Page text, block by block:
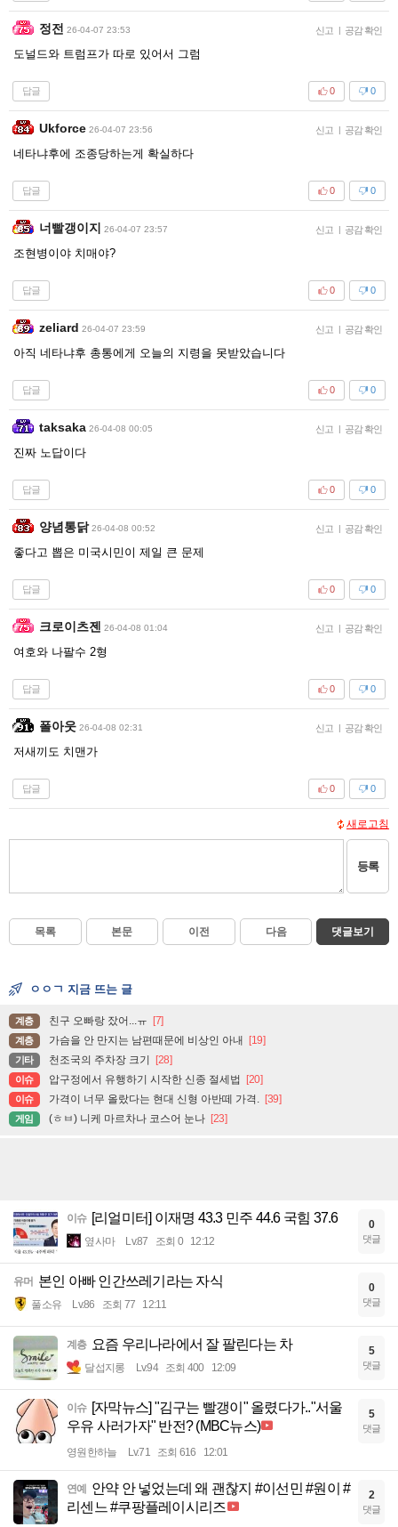
정전 26-04-07 23:53 신고 | 공감 확인
도널드와 트럼프가 따로 있어서 그럼
답글 0
0
Ukforce 26-04-07 23:56 신고 | 공감 확인
네타냐후에 조종당하는게 확실하다
답글 0
0
너빨갱이지 26-04-07 23:57 신고 | 공감 확인
조현병이야 치매야?
답글 0
0
zeliard 26-04-07 23:59 신고 | 공감 확인
아직 네타냐후 총통에게 오늘의 지령을 못받았습니다
답글 0
0
taksaka 26-04-08 00:05 신고 | 공감 확인
진짜 노답이다
답글 0
0
양념통닭 26-04-08 00:52 신고 | 공감 확인
좋다고 뽑은 미국시민이 제일 큰 문제
답글 0
0
크로이츠젠 26-04-08 01:04 신고 | 공감 확인
여호와 나팔수 2형
답글 0
0
폴아웃 26-04-08 02:31 신고 | 공감 확인
저새끼도 치맨가
답글 0
0
새로고침
등록
목록 본문 이전 다음 댓글보기
ㅇㅇㄱ 지금 뜨는 글
계층 친구 오빠랑 잤어...ㅠ [7]
계층 가슴을 안 만지는 남편때문에 비상인 아내 [19]
기타 천조국의 주차장 크기 [28]
이슈 압구정에서 유행하기 시작한 신종 절세법 [20]
이슈 가격이 너무 올랐다는 현대 신형 아반떼 가격. [39]
게임 (ㅎㅂ) 니케 마르차나 코스어 눈나 [23]
이슈 [리얼미터] 이재명 43.3 민주 44.6 국힘 37.6
옆사마 Lv.87 조회 0 12:12
0
댓글
유머 본인 아빠 인간쓰레기라는 자식
풀소유 Lv.86 조회 77 12:11
0
댓글
계층 요즘 우리나라에서 잘 팔린다는 차
달섭지롱 Lv.94 조회 400 12:09
5
댓글
이슈 [자막뉴스] "김구는 빨갱이" 올렸다가.."서울
우유 사러가자" 반전? (MBC뉴스)
영원한하늘 Lv.71 조회 616 12:01
5
댓글
연예 안약 안 넣었는데 왜 괜찮지 #이선민 #원이 #
리센느 #쿠팡플레이시리즈
2
댓글